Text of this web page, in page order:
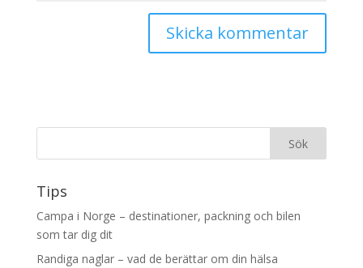
Tips
Campa i Norge – destinationer, packning och bilen
som tar dig dit
Randiga naglar – vad de berättar om din hälsa